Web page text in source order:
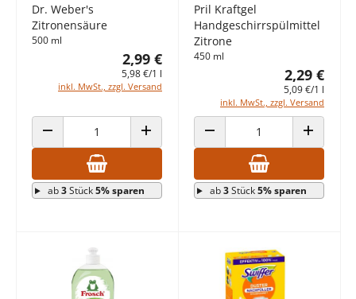
Dr. Weber's
Zitronensäure
500 ml
2,99 €
5,98 €/1 l
inkl. MwSt., zzgl. Versand
ANZAHL VERRINGERN ANZAHL ERHÖHEN
ab3Stück5% sparen
Pril Kraftgel
Handgeschirrspülmittel
Zitrone
450 ml
2,29 €
5,09 €/1 l
inkl. MwSt., zzgl. Versand
ANZAHL VERRINGERN ANZAHL
ab3Stück5% sparen